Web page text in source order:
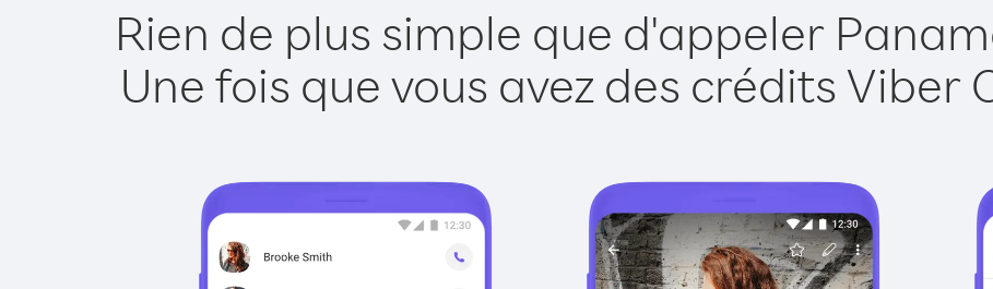
Rien de plus simple que d'appeler
Une fois que vous avez des crédits Viber